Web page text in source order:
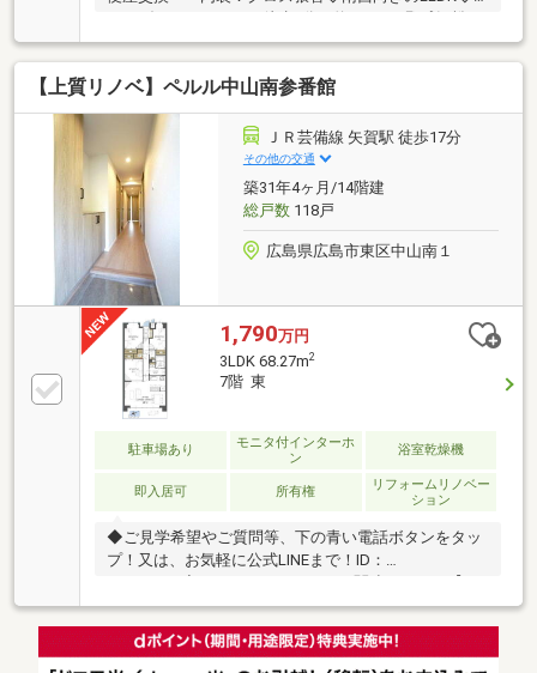
お好きな方におすすめ◇JR・広電広島駅まで徒歩14分
（約1100m）・マツダスタジアム前バス停まで徒歩1
分（約64m）3路線ご利用いただけます◇平坦地で徒
歩や自転車でのお出かけもラクラク◇セブンイレブン
広島南蟹屋店（約91m）・フレスタ東雲店（約
1112m）・コストコホールセール広島倉庫店（約
200m）毎日のお買い物に便利な立地
【上質リノベ】ペルル中山南参番館
ＪＲ芸備線 矢賀駅 徒歩17分
その他の交通
築31年4ヶ月/14階建
総戸数118戸
広島県広島市東区中山南１
1,790万円
3LDK 68.27m2
7階 東
駐車場あり
モニタ付インターホ
ン
浴室乾燥機
即入居可 所有権
リフォームリノベー
ション
◆ご見学希望やご質問等、下の青い電話ボタンをタッ
プ！又は、お気軽に公式LINEまで！ID：
タッフいち推しポイント】◎R8年3月リノベ済◎アフ
ターサービス保証付◎水回りトラブル365日対応◎住
宅ローン減税利用可◎ギャレーコネクトキッチン◎浴